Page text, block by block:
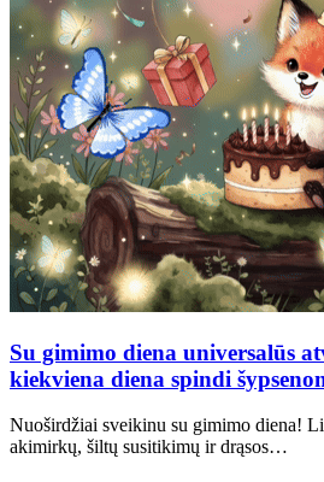
Su gimimo diena universalūs
kiekviena diena spindi
Nuoširdžiai sveikinu su gimimo diena!
akimirkų, šiltų susitikimų ir drąsos…